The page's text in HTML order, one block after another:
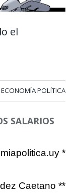
el
ECONOMÍA POLÍTICA
SALARIOS
*
Caetano **